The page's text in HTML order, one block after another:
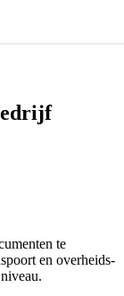
te
en overheids-